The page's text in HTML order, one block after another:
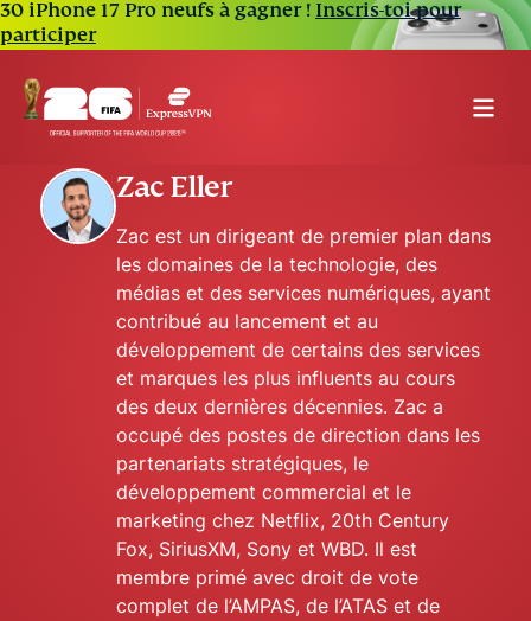
30 iPhone 17 Pro neufs à gagner ! Inscris-toi pour
participer
Zac Eller
Zac est un dirigeant de premier plan dans
les domaines de la technologie, des
médias et des services numériques, ayant
contribué au lancement et au
développement de certains des services
et marques les plus influents au cours
des deux dernières décennies. Zac a
occupé des postes de direction dans les
partenariats stratégiques, le
développement commercial et le
marketing chez Netflix, 20th Century
Fox, SiriusXM, Sony et WBD. Il est
membre primé avec droit de vote
complet de l’AMPAS, de l’ATAS et de